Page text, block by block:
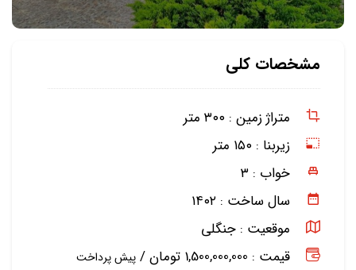
مشخصات کلی
متراژ زمین : ۳۰۰ متر
زیربنا : ۱۵۰ متر
خواب : ۳
سال ساخت : ۱۴۰۲
موقعیت : جنگلی
قیمت : 1,500,000,000 تومان /
پیش پرداخت